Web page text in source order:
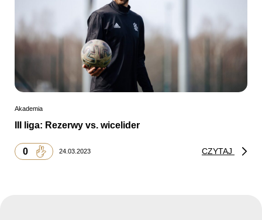
Akademia
III liga: Rezerwy vs. wicelider
0 24.03.2023 CZYTAJ